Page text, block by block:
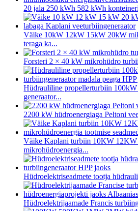
20 jala 250 kWh 582 kWh
Väike 10kW 12kW 15kW 20kW
teraga ka...
Forsteri 2 × 40 kW mikrohüdro
Hüdrauliline propellerturbiin
generaator...
2200 kW hüdroenergiaga Peltoni
Väike Kaplani turbiin 10KW
mikrohüdroenergia...
Hüdroelektriseadmete tootja
Hüdroelektrijaamade Francis